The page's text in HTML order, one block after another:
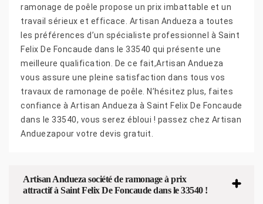
ramonage de poêle propose un prix imbattable et un
travail sérieux et efficace. Artisan Andueza a toutes
les préférences d’un spécialiste professionnel à Saint
Felix De Foncaude dans le 33540 qui présente une
meilleure qualification. De ce fait,Artisan Andueza
vous assure une pleine satisfaction dans tous vos
travaux de ramonage de poêle. N’hésitez plus, faites
confiance à Artisan Andueza à Saint Felix De Foncaude
dans le 33540, vous serez ébloui ! passez chez Artisan
Anduezapour votre devis gratuit.
Artisan Andueza société de ramonage à prix
attractif à Saint Felix De Foncaude dans le 33540 !